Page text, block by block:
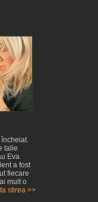
talie
Eva
a fost
fiecare
mult o
stirea >>